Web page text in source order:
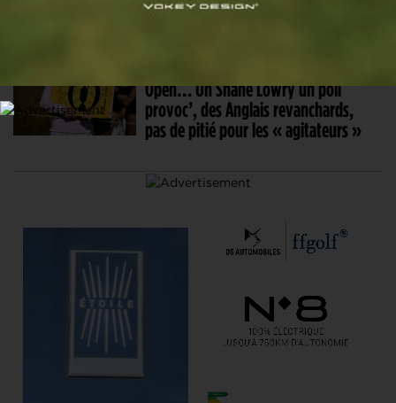
Open… Un Shane Lowry un poil
provoc’, des Anglais revanchards,
pas de pitié pour les « agitateurs »